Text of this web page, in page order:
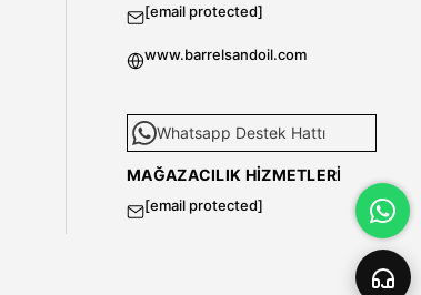
[email protected]
www.barrelsandoil.com
Whatsapp Destek Hattı
MAĞAZACILIK HIZMETLERI
[email protected]